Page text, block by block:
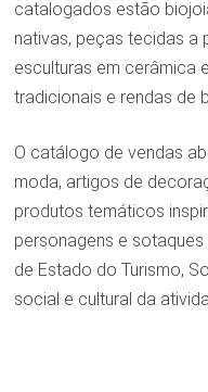
catalogados estão
nativas, peças tecidas a
esculturas em cerâmica
tradicionais e rendas de
O catálogo de vendas
moda, artigos de
produtos temáticos
personagens e
de Estado do Turismo,
social e cultural da